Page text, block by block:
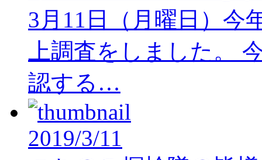
3月11日（月曜日）今
上調査をしました。
認する…
2019/3/11